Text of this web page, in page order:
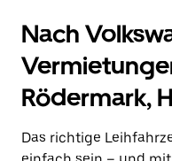
Nach
Rödermark,
Das richtige